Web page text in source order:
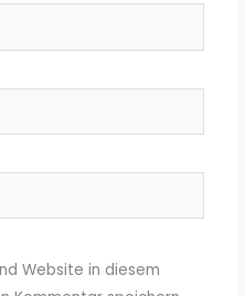
Website in diesem